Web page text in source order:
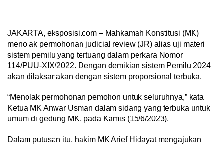
JAKARTA, eksposisi.com – Mahkamah Konstitusi (MK)
menolak permohonan judicial review (JR) alias uji materi
sistem pemilu yang tertuang dalam perkara Nomor
114/PUU-XIX/2022. Dengan demikian sistem Pemilu 2024
akan dilaksanakan dengan sistem proporsional terbuka.
“Menolak permohonan pemohon untuk seluruhnya,” kata
Ketua MK Anwar Usman dalam sidang yang terbuka untuk
umum di gedung MK, pada Kamis (15/6/2023).
Dalam putusan itu, hakim MK Arief Hidayat mengajukan